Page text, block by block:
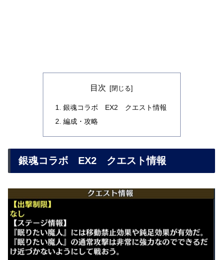
目次
銀魂コラボ EX2 クエスト情報
編成・攻略
銀魂コラボ EX2 クエスト情報